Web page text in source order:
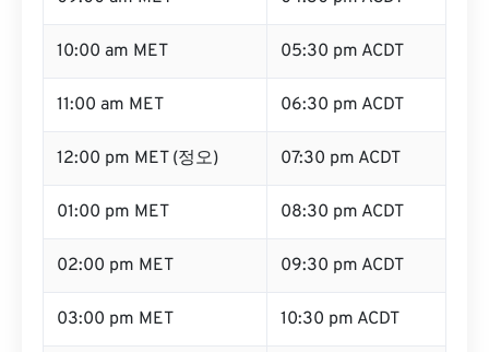
10:00 am MET 05:30 pm ACDT
11:00 am MET 06:30 pm ACDT
12:00 pm MET (정오) 07:30 pm ACDT
01:00 pm MET 08:30 pm ACDT
02:00 pm MET 09:30 pm ACDT
03:00 pm MET 10:30 pm ACDT